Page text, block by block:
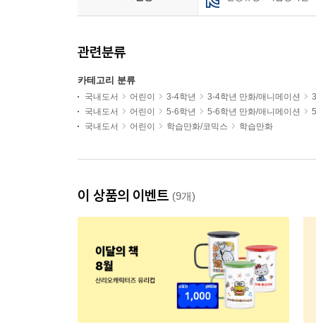
관련분류
카테고리 분류
국내도서 어린이 3-4학년 3-4학년 만화/애니메이션
국내도서
어린이 5-6학년 5-6학년 만화/애니메이션
국내도서
어린이 학습만화/코믹스 학습만화
이 상품의 이벤트 (9개)